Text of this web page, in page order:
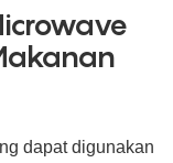
dapat digunakan